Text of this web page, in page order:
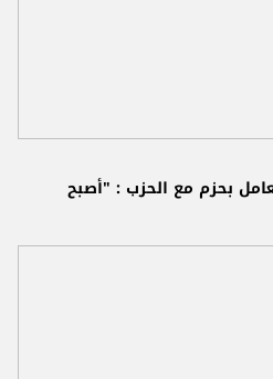
بحزم مع الحزب : "أصبح